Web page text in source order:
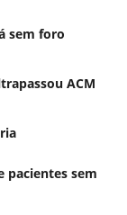
sem foro
ACM
pacientes sem